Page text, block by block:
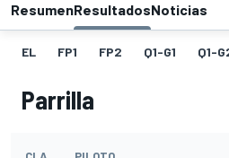
ResumenResultadosNoticias
EL FP1 FP2 Q1-G1 Q1-
Parrilla